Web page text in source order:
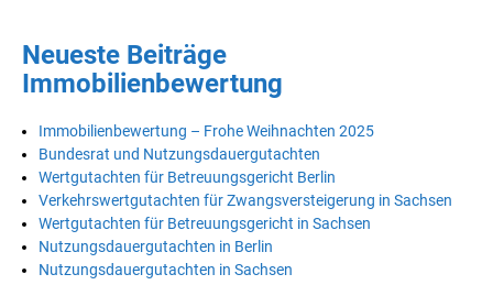
Neueste Beiträge
Immobilienbewertung
Immobilienbewertung – Frohe Weihnachten 2025
Bundesrat und Nutzungsdauergutachten
Wertgutachten für Betreuungsgericht Berlin
Verkehrswertgutachten für Zwangsversteigerung in Sachsen
Wertgutachten für Betreuungsgericht in Sachsen
Nutzungsdauergutachten in Berlin
Nutzungsdauergutachten in Sachsen